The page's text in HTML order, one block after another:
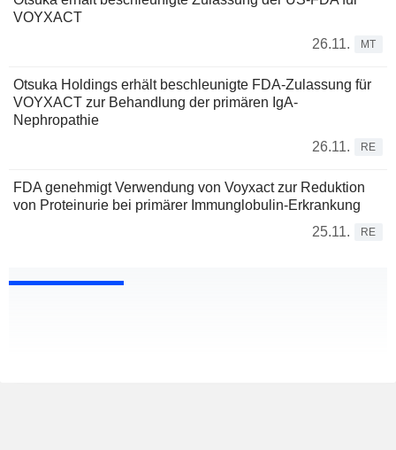
VOYXACT
26.11.
MT
Otsuka Holdings erhält beschleunigte FDA-Zulassung für
VOYXACT zur Behandlung der primären IgA-
Nephropathie
26.11.
RE
FDA genehmigt Verwendung von Voyxact zur Reduktion
von Proteinurie bei primärer Immunglobulin-Erkrankung
25.11.
RE